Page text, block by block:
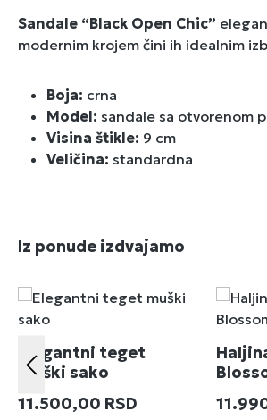
Sandale “Black Open Chic”
modernim krojem čini ih idealnim
Boja: crna
Model: sandale sa otvorenom
Visina štikle: 9 cm
Veličina: standardna
Preskoči galeriju proizvoda
Iz ponude izdvajamo
Elegantni teget
muški sako
Redovna cena:
11.500,00 RSD